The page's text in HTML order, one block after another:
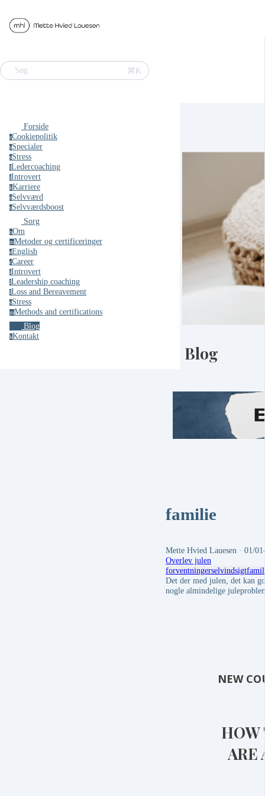
Søg ⌘K
Forside
cCookiepolitik
sSpecialer
sStress
lLedercoaching
iIntrovert
kKarriere
sSelvværd
sSelvværdsboost
Sorg
oOm
mMetoder og certificeringer
eEnglish
cCareer
iIntrovert
lLeadership coaching
lLoss and Bereavement
sStress
mMethods and certifications
Blog
kKontakt
Blog
familie
Mette Hvied Lauesen · 01/
Overlev julen
forventningerselvindsigt
Det der med julen, det kan
nogle almindelige
NEW
HOW
ARE